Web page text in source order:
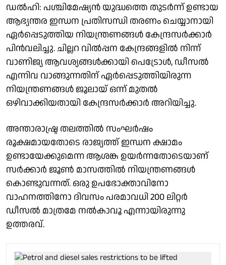
ഡൽഹി: പശ്ചിമേഷ്യൻ യുദ്ധത്തെ തുടർന്ന് ഉണ്ടായ
ആഭ്യന്തര ഇന്ധന പ്രതിസന്ധി തരണം ചെയ്യാനായി
ഏർപ്പെടുത്തിയ നിയന്ത്രണങ്ങൾ കേന്ദ്രസർക്കാർ
പിൻവലിച്ചു. ചില്ലറ വിൽപ്പന കേന്ദ്രങ്ങളിൽ നിന്ന്
വാണിജ്യ ആവശ്യങ്ങൾക്കായി പെട്രോൾ, ഡീസൽ
എന്നിവ വാങ്ങുന്നതിന് ഏർപ്പെടുത്തിയിരുന്ന
നിയന്ത്രണങ്ങൾ ജൂലായ് ഒന്ന് മുതൽ
ഒഴിവാക്കിയതായി കേന്ദ്രസർക്കാർ അറിയിച്ചു.
അന്താരാഷ്ട്ര തലത്തിൽ സംഘർഷം
രൂക്ഷമായതോടെ രാജ്യത്ത് ഇന്ധന ക്ഷാമം
ഉണ്ടായേക്കുമെന്ന ആശങ്ക ഉയർന്നതോടെയാണ്
സർക്കാർ ജൂൺ മാസത്തിൽ നിയന്ത്രണങ്ങൾ
കൊണ്ടുവന്നത്. ഒരു ഉപഭോക്താവിനോ
വാഹനത്തിനോ ദിവസം പരമാവധി 200 ലിറ്റർ
ഡീസൽ മാത്രമേ നൽകാവൂ എന്നായിരുന്നു
ഉത്തരവ്.